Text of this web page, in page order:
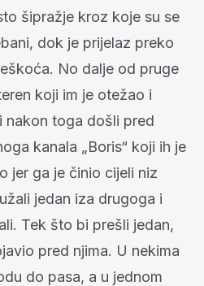
šipražje kroz koje su se
dok je prijelaz preko
No dalje od pruge
koji im je otežao i
nakon toga došli pred
kanala „Boris“ koji ih je
jer ga je činio cijeli niz
jedan iza drugoga i
Tek što bi prešli jedan,
pred njima. U nekima
do pasa, a u jednom